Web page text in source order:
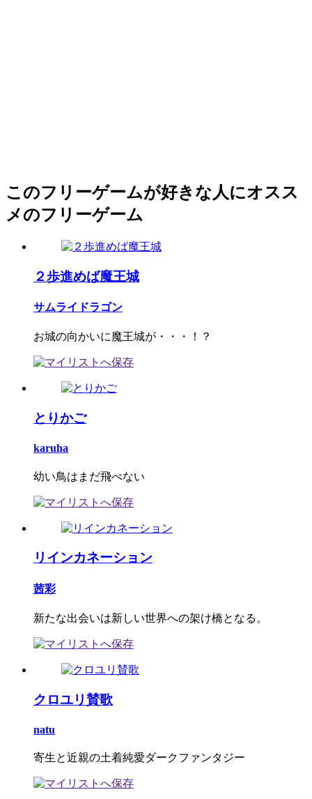
このフリーゲームが好きな人にオスス
メのフリーゲーム
２歩進めば魔王城
サムライドラゴン
お城の向かいに魔王城が・・・！？
とりかご
karuha
幼い鳥はまだ飛べない
リインカネーション
茜彩
新たな出会いは新しい世界への架け橋となる。
クロユリ賛歌
natu
寄生と近親の土着純愛ダークファンタジー